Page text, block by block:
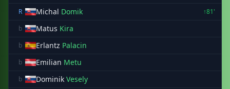
R
Michal Domik
↑81'
b
Matus Kira
b Erlantz Palacin
b Emilian Metu
b Dominik Vesely